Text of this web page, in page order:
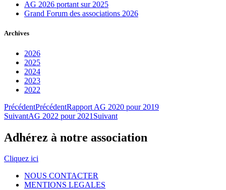
AG 2026 portant sur 2025
Grand Forum des associations 2026
Archives
2026
2025
2024
2023
2022
PrécédentPrécédentRapport AG 2020 pour 2019
SuivantAG 2022 pour 2021 Suivant
Adhérez à notre association
Cliquez ici
NOUS CONTACTER
MENTIONS LEGALES